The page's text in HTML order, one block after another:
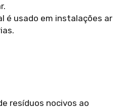
é usado em instalações ar
resíduos nocivos ao